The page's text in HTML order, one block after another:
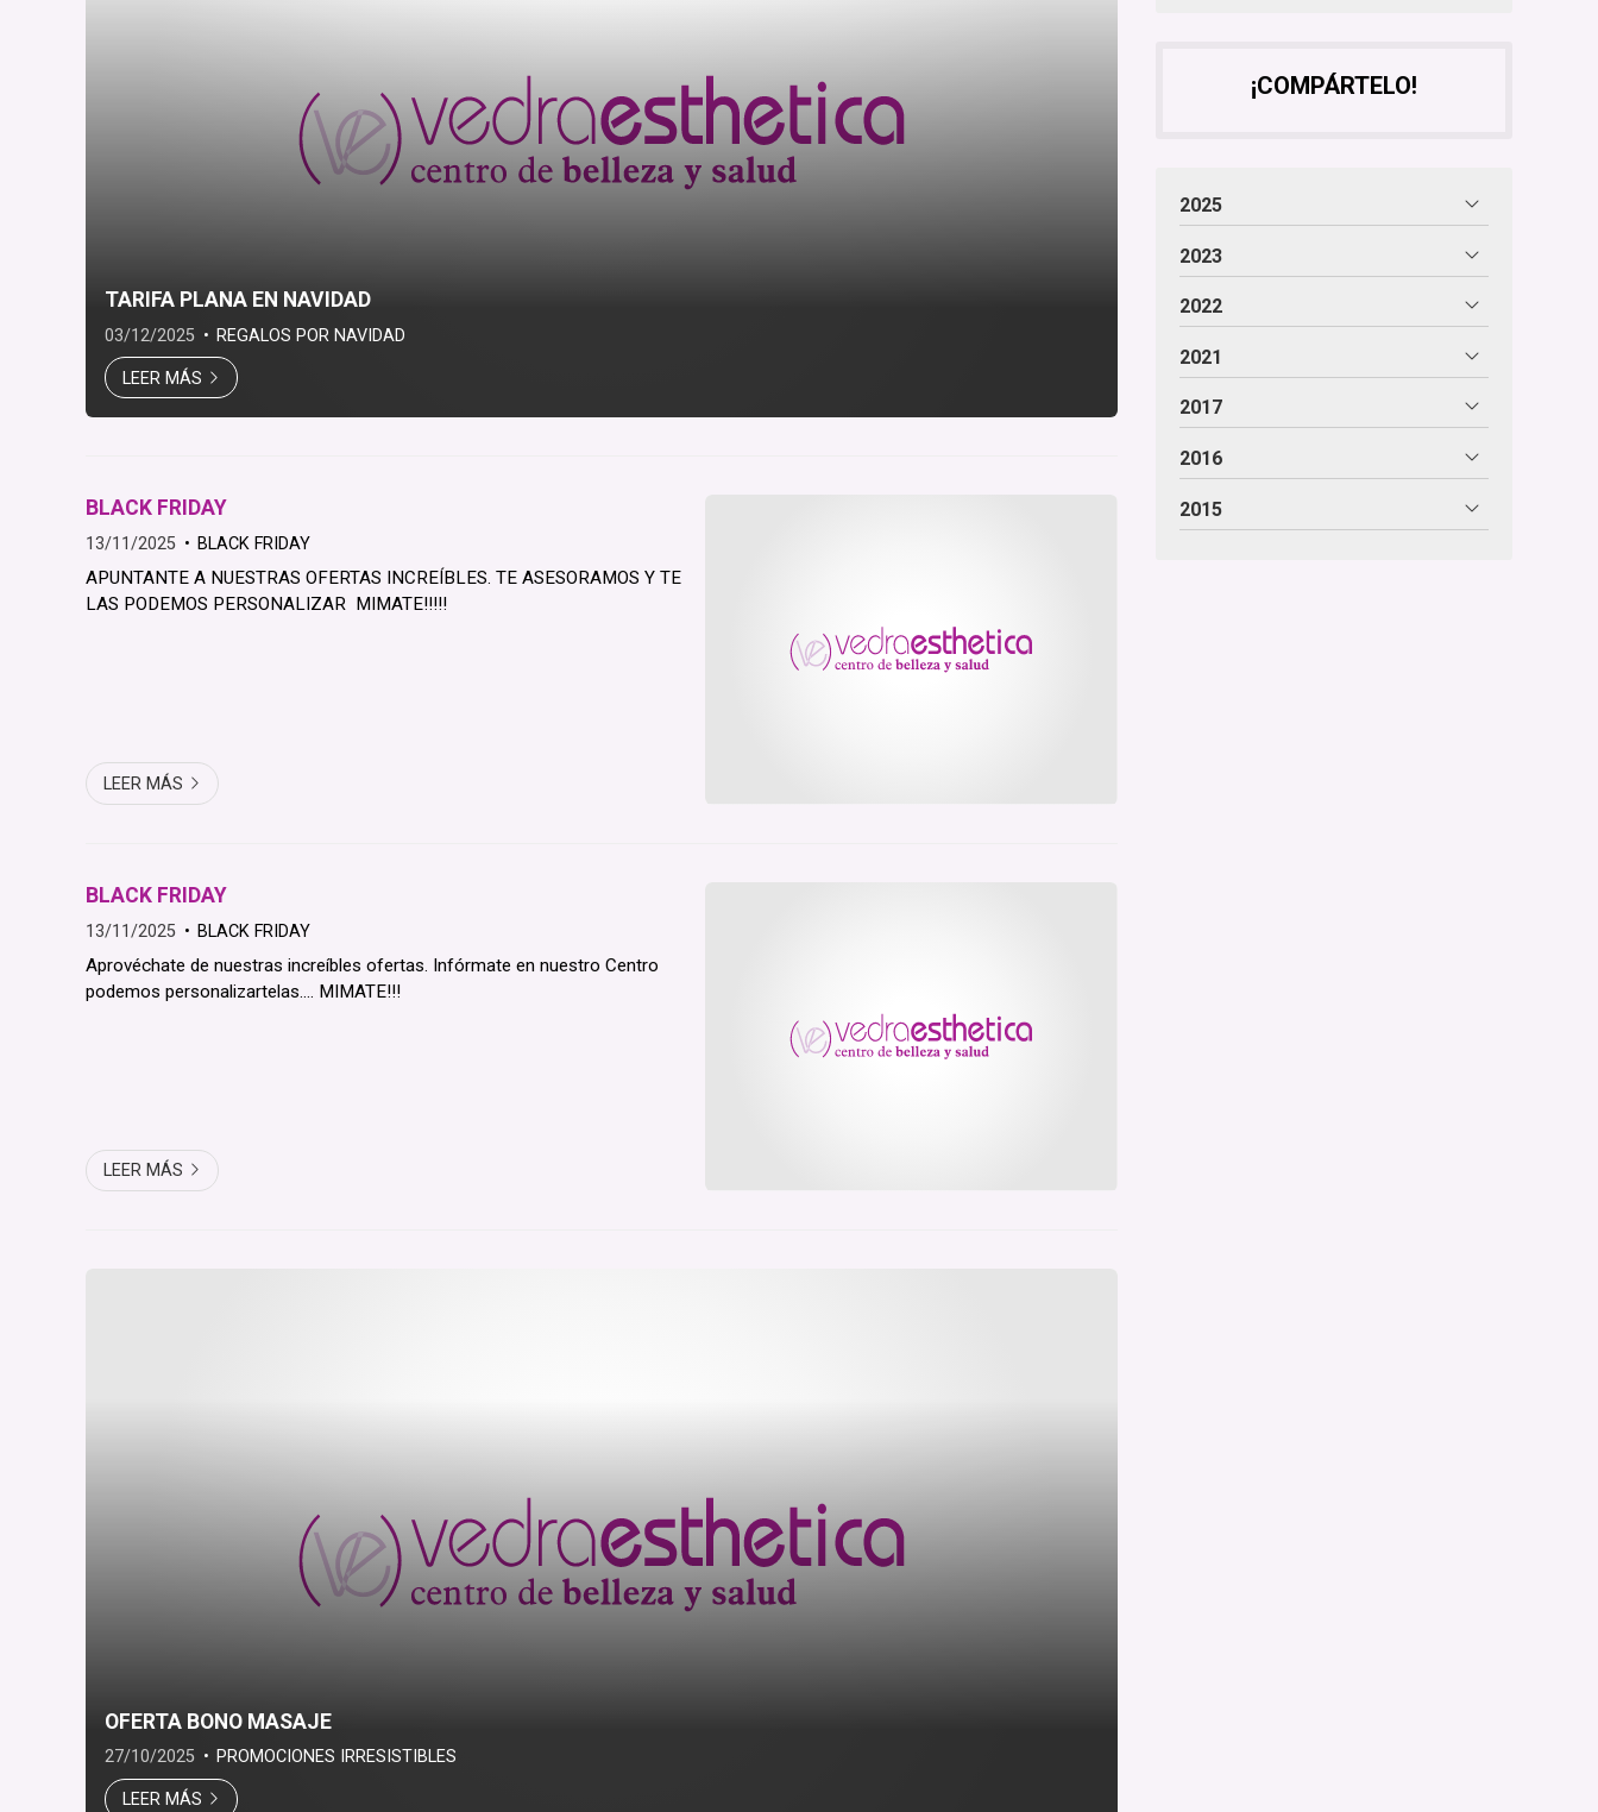
TARIFA PLANA EN NAVIDAD
03/12/2025 REGALOS POR NAVIDAD
LEER MÁS
BLACK FRIDAY
13/11/2025 BLACK FRIDAY
APUNTANTE A NUESTRAS OFERTAS INCREÍBLES. TE ASESORAMOS Y TE
LAS PODEMOS PERSONALIZAR MIMATE!!!!!
LEER MÁS
BLACK FRIDAY
13/11/2025 BLACK FRIDAY
Aprovéchate de nuestras increíbles ofertas. Infórmate en nuestro Centro
podemos personalizartelas.... MIMATE!!!
LEER MÁS
OFERTA BONO MASAJE
27/10/2025 PROMOCIONES IRRESISTIBLES
LEER MÁS
¡COMPÁRTELO!
2025
2023
2022
2021
2017
2016
2015